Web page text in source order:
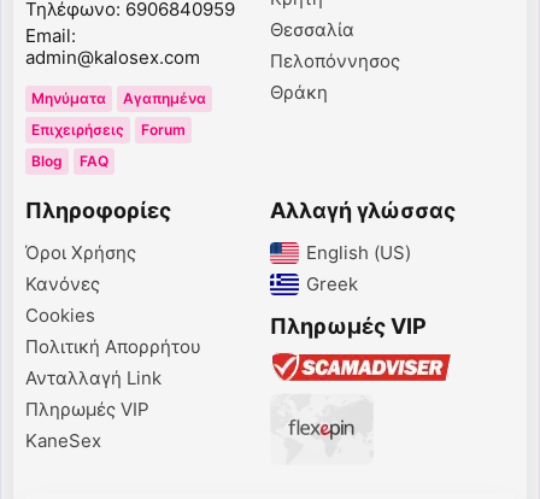
Τηλέφωνο: 6906840959
Email:
admin@kalosex.com
Μηνύματα
Αγαπημένα
Επιχειρήσεις
Forum
Blog
FAQ
Θεσσαλία
Πελοπόννησος
Θράκη
Πληροφορίες
Όροι Χρήσης
Κανόνες
Cookies
Πολιτική Απορρήτου
Ανταλλαγή Link
Πληρωμές VIP
KaneSex
Αλλαγή γλώσσας
English (US)‎
Greek‎
Πληρωμές VIP